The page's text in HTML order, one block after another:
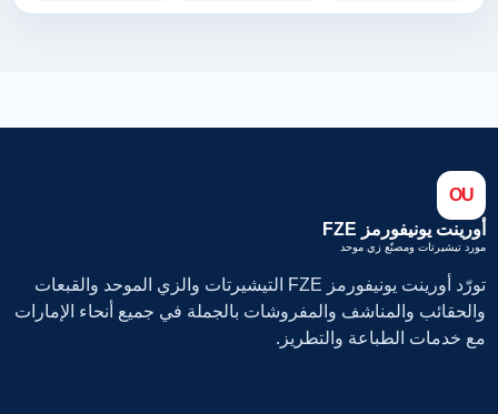
OU
أورينت يونيفورمز FZE
مورد تيشيرتات ومصنّع زي موحد
تورّد أورينت يونيفورمز FZE التيشيرتات والزي الموحد والقبعات
والحقائب والمناشف والمفروشات بالجملة في جميع أنحاء الإمارات
مع خدمات الطباعة والتطريز.